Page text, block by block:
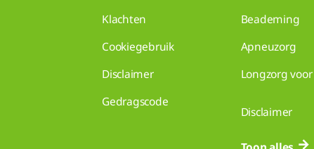
Klachten
Cookiegebruik
Disclaimer
Gedragscode
Beademing
Apneuzorg
Longzorg
Disclaimer